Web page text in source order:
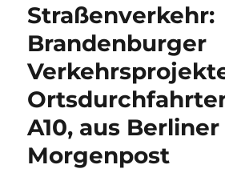
Straßenverkehr:
Brandenburger
A10, aus Berliner
Morgenpost